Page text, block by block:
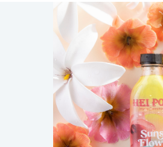
Pur Monoï Vanille